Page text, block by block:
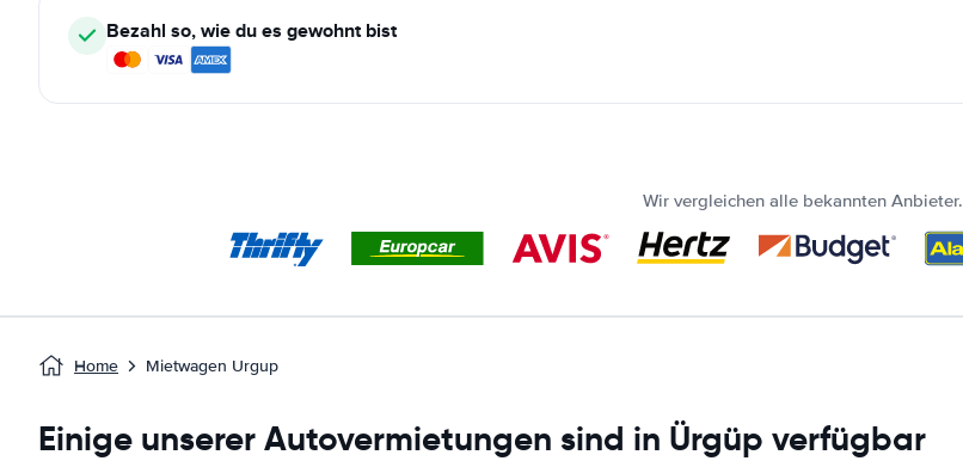
Bezahl so, wie du es gewohnt bist
Wir vergleichen alle bekannten Anbieter.
Home Mietwagen Urgup
Einige unserer Autovermietungen sind in Ürgüp verfügbar